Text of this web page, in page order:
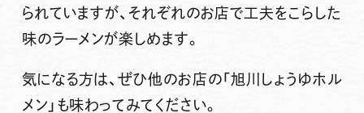
られていますが、それぞれのお店で工夫をこらした
味のラーメンが楽しめます。
気になる方は、ぜひ他のお店の「旭川しょうゆホル
メン」 も味わってみてください。